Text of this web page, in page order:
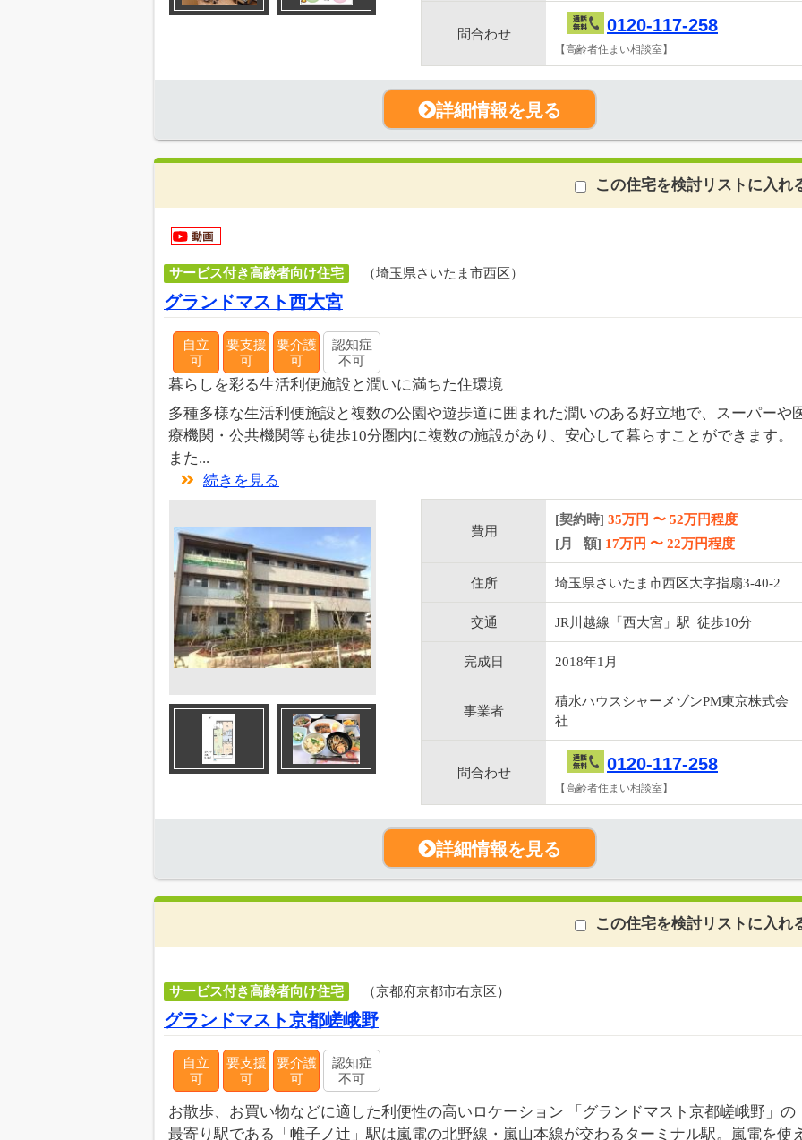
問合わせ 0120-117-258
【高齢者住まい相談室】
詳細情報を見る
この住宅を検討リストに入れ
サービス付き高齢者向け住宅 （埼玉県さいたま市西区）
グランドマスト西大宮
自立
可
要支援
可
要介護
可
認知症
不可
暮らしを彩る生活利便施設と潤いに満ちた住環境
多種多様な生活利便施設と複数の公園や遊歩道に囲まれた潤いのある好立地で、スーパーや
療機関・公共機関等も徒歩10分圏内に複数の施設があり、安心して暮らすことができます。
また...
続きを見る
費用
[契約時] 35万円 〜 52万円程度
[月 額] 17万円 〜 22万円程度
住所 埼玉県さいたま市西区大字指扇3-40-2
交通 JR川越線「西大宮」駅 徒歩10分
完成日 2018年1月
事業者
積水ハウスシャーメゾンPM東京株式会
社
問合わせ 0120-117-258
【高齢者住まい相談室】
詳細情報を見る
この住宅を検討リストに入れ
サービス付き高齢者向け住宅 （京都府京都市右京区）
グランドマスト京都嵯峨野
自立
可
要支援
可
要介護
可
認知症
不可
お散歩、お買い物などに適した利便性の高いロケーション 「グランドマスト京都嵯峨野」の
最寄り駅である「帷子ノ辻」駅は嵐電の北野線・嵐山本線が交わるターミナル駅。嵐電を使